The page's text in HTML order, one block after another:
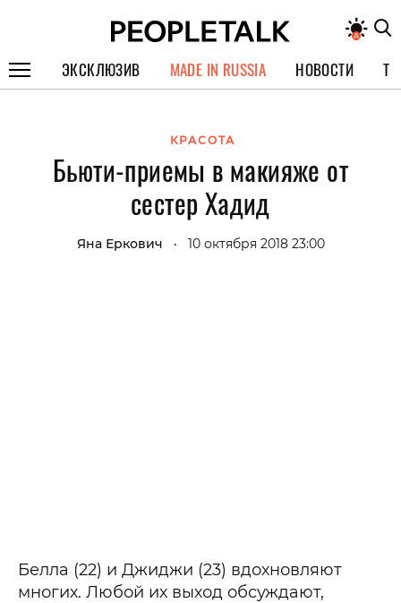
ЭКСКЛЮЗИВ
СПЕЦПРОЕКТЫ
ИНТЕРВЬЮ
ПОКОЛЕНИЕ
MADE IN RUSSIA НОВОСТИ
КРАСОТА
Бьюти-приемы в макияже от
сестер Хадид
Яна Еркович • 10 октября 2018 23:00
Белла (22) и Джиджи (23) вдохновляют
многих. Любой их выход обсуждают,